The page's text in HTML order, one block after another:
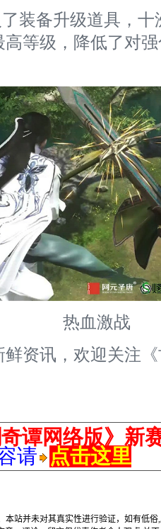
装备升级道具，
等级，降低了对
热血激战
资讯，欢迎关注
奇谭网络版》新
请 点击这里